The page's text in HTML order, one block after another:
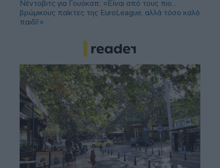
Νέντοβιτς για Γουόκαπ: «Είναι από τους πιο...
βρώμικους παίκτες της EuroLeague, αλλά τόσο καλό
παιδί!»